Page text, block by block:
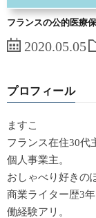
フランスの公的医療
2020.05.05
プロフィール
ますこ
フランス在住30代
個人事業主。
おしゃべり好きの
商業ライター歴3
働経験アリ。